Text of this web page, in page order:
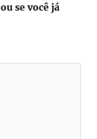
ou se você já